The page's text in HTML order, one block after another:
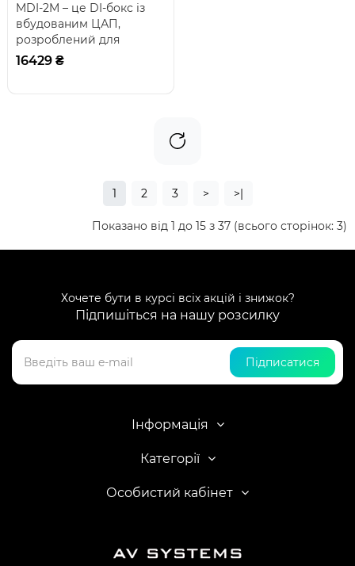
MDI-2M – це DI-бокс із
вбудованим ЦАП,
розроблений для
мобільних пристроїв.
16429 ₴
1 2 3 > >|
Показано від 1 до 15 з 37 (всього сторінок: 3)
Хочете бути в курсі всіх акцій і знижок?
Підпишіться на нашу розсилку
Підписатися
Інформація
Категорії
Особистий кабінет